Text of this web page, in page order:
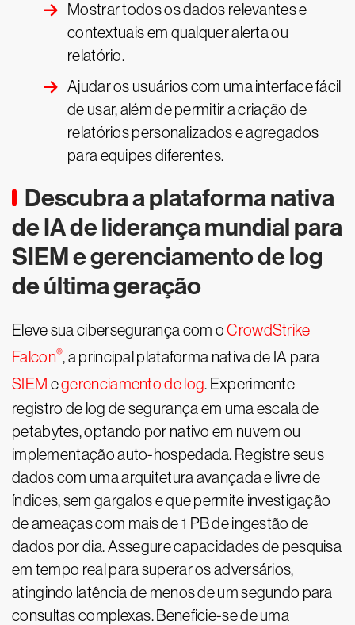
Mostrar todos os dados relevantes e
contextuais em qualquer alerta ou
relatório.
Ajudar os usuários com uma interface fácil
de usar, além de permitir a criação de
relatórios personalizados e agregados
para equipes diferentes.
Descubra a plataforma nativa
de IA de liderança mundial para
SIEM e gerenciamento de log
de última geração
Eleve sua cibersegurança com oCrowdStrike
Falcon®, a principal plataforma nativa de IA para
SIEM egerenciamento de log. Experimente
registro de log de segurança em uma escala de
petabytes, optando por nativo em nuvem ou
implementação auto-hospedada. Registre seus
dados com uma arquitetura avançada e livre de
índices, sem gargalos e que permite investigação
de ameaças com mais de 1 PB de ingestão de
dados por dia. Assegure capacidades de pesquisa
em tempo real para superar os adversários,
atingindo latência de menos de um segundo para
consultas complexas. Beneficie-se de uma